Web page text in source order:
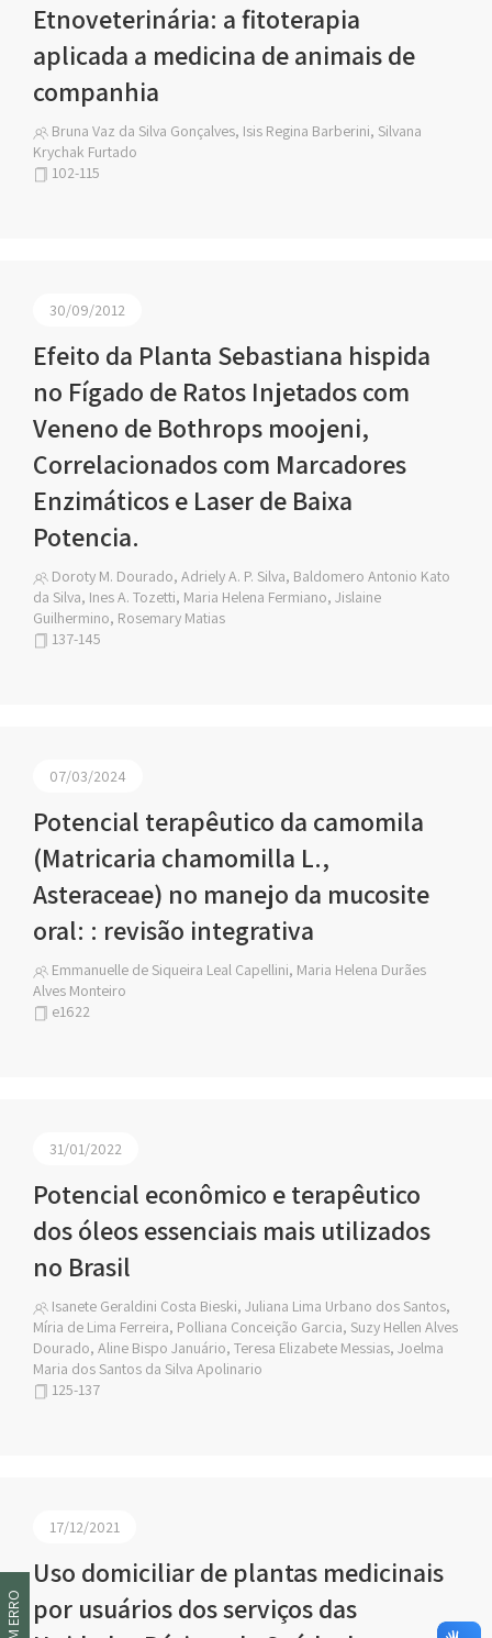
Etnoveterinária: a fitoterapia
aplicada a medicina de animais de
companhia
Bruna Vaz da Silva Gonçalves, Isis Regina Barberini, Silvana
Krychak Furtado
102-115
30/09/2012
Efeito da Planta Sebastiana hispida
no Fígado de Ratos Injetados com
Veneno de Bothrops moojeni,
Correlacionados com Marcadores
Enzimáticos e Laser de Baixa
Potencia.
Doroty M. Dourado, Adriely A. P. Silva, Baldomero Antonio Kato
da Silva, Ines A. Tozetti, Maria Helena Fermiano, Jislaine
Guilhermino, Rosemary Matias
137-145
07/03/2024
Potencial terapêutico da camomila
(Matricaria chamomilla L.,
Asteraceae) no manejo da mucosite
oral: : revisão integrativa
Emmanuelle de Siqueira Leal Capellini, Maria Helena Durães
Alves Monteiro
e1622
31/01/2022
Potencial econômico e terapêutico
dos óleos essenciais mais utilizados
no Brasil
Isanete Geraldini Costa Bieski, Juliana Lima Urbano dos Santos,
Míria de Lima Ferreira, Polliana Conceição Garcia, Suzy Hellen Alves
Dourado, Aline Bispo Januário, Teresa Elizabete Messias, Joelma
Maria dos Santos da Silva Apolinario
125-137
17/12/2021
Uso domiciliar de plantas medicinais
por usuários dos serviços das